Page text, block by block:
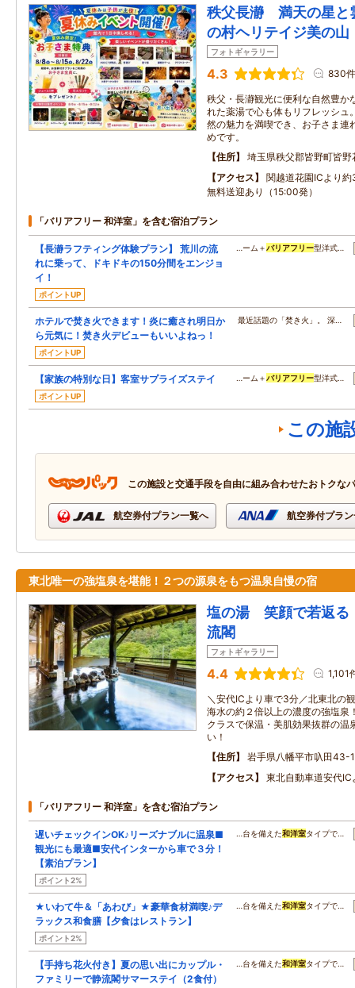
秩父長瀞 満天の星
の村ヘリテイジ美の山
フォトギャラリー
4.3 830件
秩父・長瀞観光に便利な自然豊か
れた薬湯で心も体もリフレッシュ
然の魅力を満喫でき、お子さま連
めです。
住所
埼玉県秩父郡皆野町皆
アクセス
関越道花園ICより
無料送迎あり（15:00発）
「バリアフリー 和洋室」を含む宿泊プラン
【長瀞ラフティング体験プラン】 荒川の流
れに乗って、ドキドキの150分間をエンジョ
イ！
ポイントUP
…ーム＋バリアフリー型洋式…
ホテルで焚き火できます！炎に癒され明日か
ら元気に！焚き火デビューもいいよねっ！
ポイントUP
最近話題の「焚き火」。 深…
【家族の特別な日】客室サプライズステイ
ポイントUP
…ーム＋バリアフリー型洋式…
この施
この施設と交通手段を自由に組み合わせたおトクな
航空券付プラン一覧へ 航空券付プラ
東北唯一の強塩泉を堪能！２つの源泉をもつ温泉自慢の宿
塩の湯 笑顔で若返
流閣
フォトギャラリー
4.4 1,101
＼安代ICより車で3分／北東北の
海水の約２倍以上の濃度の強塩泉
クラスで保温・美肌効果抜群の温
い！
住所
岩手県八幡平市叺田43-1
アクセス
東北自動車道安代IC
「バリアフリー 和洋室」を含む宿泊プラン
遅いチェックインOK♪リーズナブルに温泉■
観光にも最適■安代インターから車で３分！
【素泊プラン】
ポイント2%
…台を備えた和洋室タイプで…
★いわて牛＆「あわび」★豪華食材満喫♪デ
ラックス和食膳【夕食はレストラン】
ポイント2%
…台を備えた和洋室タイプで…
【手持ち花火付き】夏の思い出にカップル・
ファミリーで静流閣サマーステイ（2食付）
…台を備えた和洋室タイプで…